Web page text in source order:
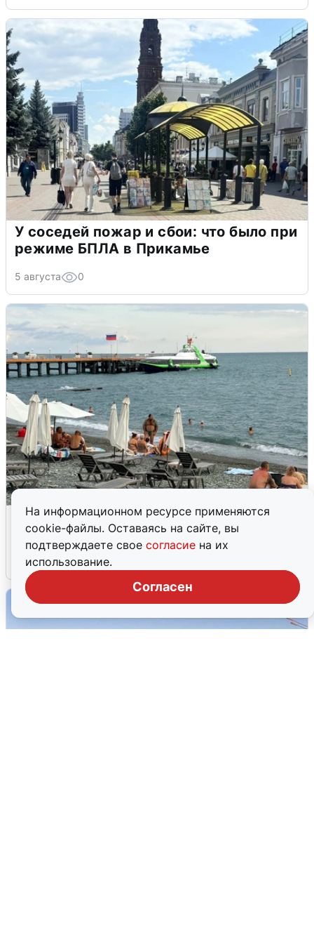
На информационном ресурсе применяются
cookie-файлы. Оставаясь на сайте, вы
подтверждаете свое согласие на их
использование.
Согласен
У соседей пожар и сбои: что было при
режиме БПЛА в Прикамье
5 августа 0
Жители и туристы Сочи рассказали
об атаке БПЛА 5 августа
5 августа 0